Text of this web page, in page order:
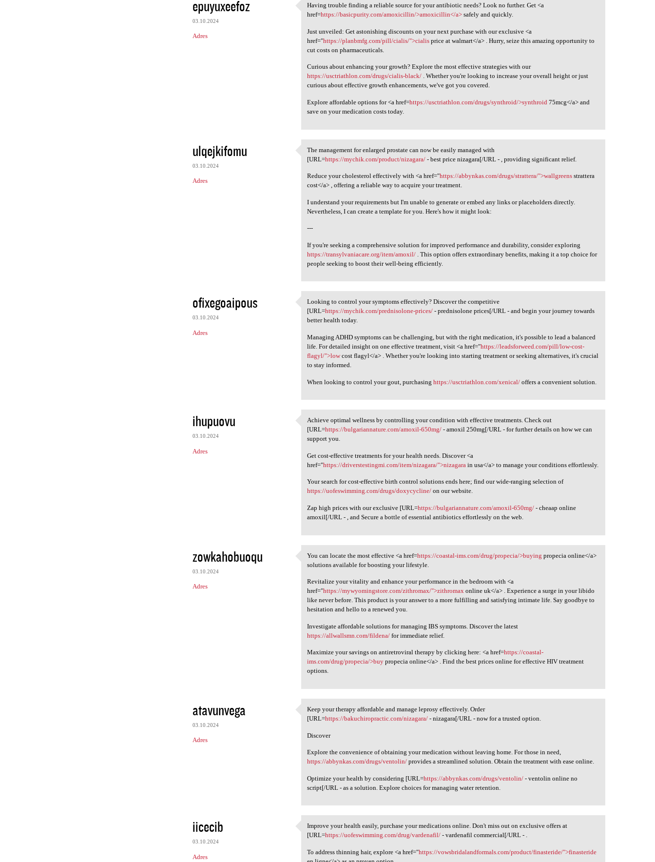
epuyuxeefoz
03.10.2024
Adres
Having trouble finding a
Having trouble finding a reliable source for your antibiotic needs? Look no further. Get <a
href=https://basicpurity.com/amoxicillin/>amoxicillin</a> safely and quickly.
Just unveiled: Get astonishing discounts on your next purchase with our exclusive <a
href="https://planbmfg.com/pill/cialis/">cialis price at walmart</a> . Hurry, seize this amazing opportunity to
cut costs on pharmaceuticals.
Curious about enhancing your growth? Explore the most effective strategies with our
https://usctriathlon.com/drugs/cialis-black/ . Whether you're looking to increase your overall height or just
curious about effective growth enhancements, we've got you covered.
Explore affordable options for <a href=https://usctriathlon.com/drugs/synthroid/>synthroid 75mcg</a> and
save on your medication costs today.
ulqejkifomu
03.10.2024
Adres
The management for enlarged
The management for enlarged prostate can now be easily managed with
[URL=https://mychik.com/product/nizagara/ - best price nizagara[/URL - , providing significant relief.
Reduce your cholesterol effectively with <a href="https://abbynkas.com/drugs/strattera/">wallgreens strattera
cost</a> , offering a reliable way to acquire your treatment.
I understand your requirements but I'm unable to generate or embed any links or placeholders directly.
Nevertheless, I can create a template for you. Here's how it might look:
---
If you're seeking a comprehensive solution for improved performance and durability, consider exploring
https://transylvaniacare.org/item/amoxil/ . This option offers extraordinary benefits, making it a top choice for
people seeking to boost their well-being efficiently.
ofixegoaipous
03.10.2024
Adres
Looking to control your
Looking to control your symptoms effectively? Discover the competitive
[URL=https://mychik.com/prednisolone-prices/ - prednisolone prices[/URL - and begin your journey towards
better health today.
Managing ADHD symptoms can be challenging, but with the right medication, it's possible to lead a balanced
life. For detailed insight on one effective treatment, visit <a href="https://leadsforweed.com/pill/low-cost-
flagyl/">lowcost flagyl</a> . Whether you're looking into starting treatment or seeking alternatives, it's crucial
to stay informed.
When looking to control your gout, purchasinghttps://usctriathlon.com/xenical/ offers a convenient solution.
ihupuovu
03.10.2024
Adres
Achieve optimal wellness by
Achieve optimal wellness by controlling your condition with effective treatments. Check out
[URL=https://bulgariannature.com/amoxil-650mg/ - amoxil 250mg[/URL - for further details on how we can
support you.
Get cost-effective treatments for your health needs. Discover <a
href="https://driverstestingmi.com/item/nizagara/">nizagara in usa</a> to manage your conditions effortlessly.
Your search for cost-effective birth control solutions ends here; find our wide-ranging selection of
https://uofeswimming.com/drugs/doxycycline/ on our website.
Zap high prices with our exclusive [URL=https://bulgariannature.com/amoxil-650mg/ - cheaap online
amoxil[/URL - , and Secure a bottle of essential antibiotics effortlessly on the web.
zowkahobuoqu
03.10.2024
Adres
You can locate the most
You can locate the most effective <a href=https://coastal-ims.com/drug/propecia/>buying propecia online</a>
solutions available for boosting your lifestyle.
Revitalize your vitality and enhance your performance in the bedroom with <a
href="https://mywyomingstore.com/zithromax/">zithromax online uk</a> . Experience a surge in your libido
like never before. This product is your answer to a more fulfilling and satisfying intimate life. Say goodbye to
hesitation and hello to a renewed you.
Investigate affordable solutions for managing IBS symptoms. Discover the latest
https://allwallsmn.com/fildena/ for immediate relief.
Maximize your savings on antiretroviral therapy by clicking here: <a href=https://coastal-
ims.com/drug/propecia/>buy propecia online</a> . Find the best prices online for effective HIV treatment
options.
atavunvega
03.10.2024
Adres
Keep your therapy affordable
Keep your therapy affordable and manage leprosy effectively. Order
[URL=https://bakuchiropractic.com/nizagara/ - nizagara[/URL - now for a trusted option.
Discover
Explore the convenience of obtaining your medication without leaving home. For those in need,
https://abbynkas.com/drugs/ventolin/ provides a streamlined solution. Obtain the treatment with ease online.
Optimize your health by considering [URL=https://abbynkas.com/drugs/ventolin/ - ventolin online no
script[/URL - as a solution. Explore choices for managing water retention.
iicecib
03.10.2024
Adres
Improve your health easily,
Improve your health easily, purchase your medications online. Don't miss out on exclusive offers at
[URL=https://uofeswimming.com/drug/vardenafil/ - vardenafil commercial[/URL - .
To address thinning hair, explore <a href="https://vowsbridalandformals.com/product/finasteride/">finasteride